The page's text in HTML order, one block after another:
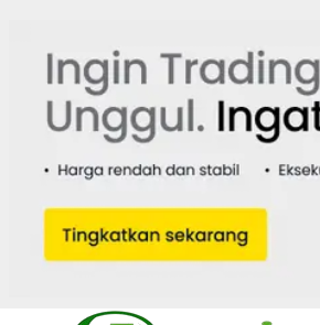
HOME
FILTER
BERITA
BIODATA
CERITA
CERPEN
EKSKLUSIF
FOTO
VIDEO
MORE